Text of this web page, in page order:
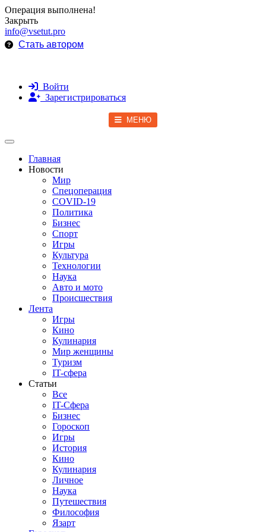
Операция выполнена!
Закрыть
info@vsetut.pro
Стать автором
Войти
Зарегистрироваться
МЕНЮ
Toggle navigation
Главная
Новости
Мир
Спецоперация
COVID-19
Политика
Бизнес
Спорт
Игры
Культура
Технологии
Наука
Авто и мото
Происшествия
Лента
Игры
Кино
Кулинария
Мир женщины
Туризм
IT-сфера
Статьи
Все
IT-Сфера
Бизнес
Гороскоп
Игры
История
Кино
Кулинария
Личное
Наука
Путешествия
Философия
Язарт